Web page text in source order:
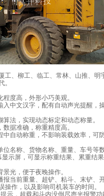
工、柳工、临工、常林、山推、明
。
度高，外形小巧美观。
入中文汉字，配有自动声光提醒，
法，实现动态标定和动态称量。
据准确，称重精度高。
中自动称重，不影响装载效率，可
名称、货物名称、重量、车号等数
显示屏，可显示称重结果、累重结
光，便于夜晚操作。
报当前重量、超铲、粘斗、末铲、
操作，以及影响司机装车的时间。
示，超载和斗内没倒尽声光报警